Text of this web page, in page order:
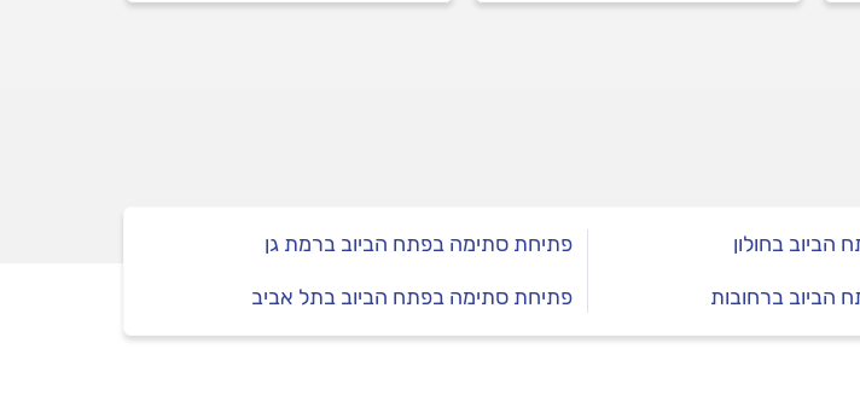
נכון מול האינסטלטור שתזמינו.
אתכם ונעזור לכם להתנהל מול
בחולון
הביוב ברחובות
פתיחת סתימה בפתח הביוב ברמת גן
פתיחת סתימה בפתח הביוב בתל אביב